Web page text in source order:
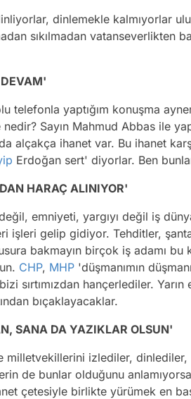
dinlemekle kalmıyorlar
sıkılmadan vatanseverlikten
telefonla yaptığım konuşma
Sayın Mahmud Abbas ile
alçakça ihanet var. Bu ihanet
Erdoğan sert' diyorlar. Ben
HARAÇ ALINIYOR'
emniyeti, yargıyı değil iş
işleri gelip gidiyor. Tehditler,
bakmayın birçok iş adamı
CHP, MHP 'düşmanımın
sırtımızdan hançerlediler.
bıçaklayacaklar.
SANA DA YAZIKLAR OLSUN'
milletvekillerini izlediler, dinlediler,
de bunlar olduğunu
çetesiyle birlikte yürümek en